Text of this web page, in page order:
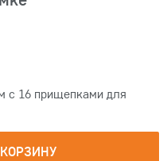
с 16 прищепками для